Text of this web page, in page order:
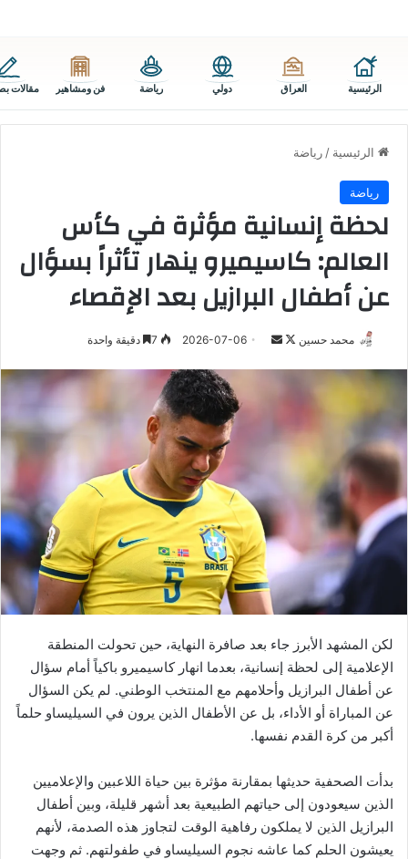
الرئيسية العراق دولي رياضة فن ومشاهير مقالات
الرئيسية / رياضة
رياضة
لحظة إنسانية مؤثرة في كأس
العالم: كاسيميرو ينهار تأثراً بسؤال
عن أطفال البرازيل بعد الإقصاء
محمد حسين
تابعأرسل 2026-07-06 دقيقة واحدة
لكن المشهد الأبرز جاء بعد صافرة النهاية، حين تحولت المنطقة
الإعلامية إلى لحظة إنسانية، بعدما انهار كاسيميرو باكياً أمام سؤال
عن أطفال البرازيل وأحلامهم مع المنتخب الوطني. لم يكن السؤال
عن المباراة أو الأداء، بل عن الأطفال الذين يرون في السيليساو حلماً
أكبر من كرة القدم نفسها.
بدأت الصحفية حديثها بمقارنة مؤثرة بين حياة اللاعبين والإعلاميين
الذين سيعودون إلى حياتهم الطبيعية بعد أشهر قليلة، وبين أطفال
البرازيل الذين لا يملكون رفاهية الوقت لتجاوز هذه الصدمة، لأنهم
يعيشون الحلم كما عاشه نجوم السيليساو في طفولتهم. ثم وجهت